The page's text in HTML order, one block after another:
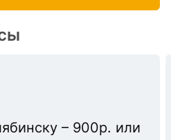
– 900р. или